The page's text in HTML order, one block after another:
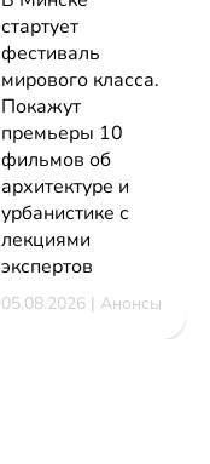
стартует
фестиваль
мирового класса.
Покажут
премьеры 10
фильмов об
архитектуре и
урбанистике с
лекциями
экспертов
05.08.2026 | Анонсы